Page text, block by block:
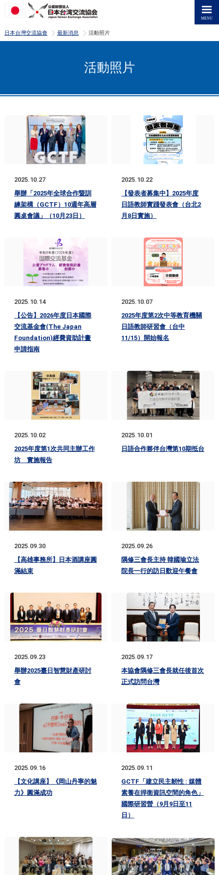
日本台灣交流協會 >
最新消息 >
活動照片
活動照片
2025.10.27
舉辦「2025年全球合作暨訓
練架構（GCTF）10週年高層
圓桌會議」（10月23日）
2025.10.22
【發表者募集中】2025年度
日語教師實踐發表會（台北2
月8日實施）
2025.10.14
【公告】2026年度日本國際
交流基金會(The Japan
Foundation)經費資助計畫
申請指南
2025.10.07
2025年度第2次中等教育機關
日語教師研習會（台中
11/15）開始報名
2025.10.02
2025年度第1次共同主辦工作
坊 實施報告
2025.10.01
日語合作夥伴台灣第10期抵台
2025.09.30
【高雄事務所】日本酒講座圓
滿結束
2025.09.26
隅修三會長主持 韓國瑜立法
院長一行的訪日歡迎午餐會
2025.09.23
舉辦2025臺日智慧財產研討
會
2025.09.17
本協會隅修三會長就任後首次
正式訪問台灣
2025.09.16
【文化講座】《岡山丹寧的魅
力》圓滿成功
2025.09.11
GCTF「建立民主韌性 : 媒體
素養在捍衛資訊空間的角色」
國際研習營（9月9日至11
日）